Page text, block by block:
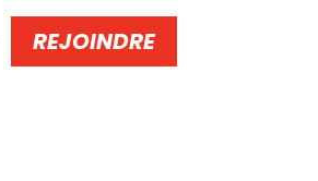
REJOINDRE